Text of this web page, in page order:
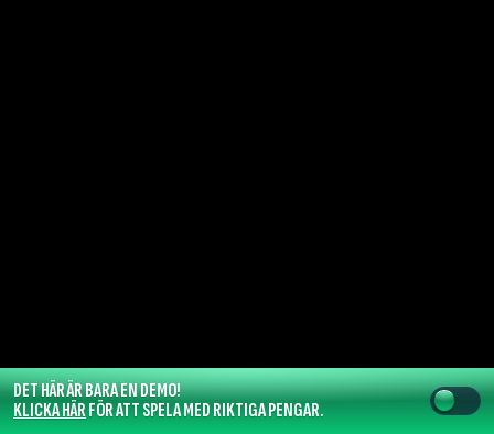
DET HÄR ÄR BARA EN DEMO!
KLICKA HÄRFÖR ATT SPELA MED RIKTIGA PENGAR.